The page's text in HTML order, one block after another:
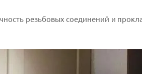
резьбовых соединений и